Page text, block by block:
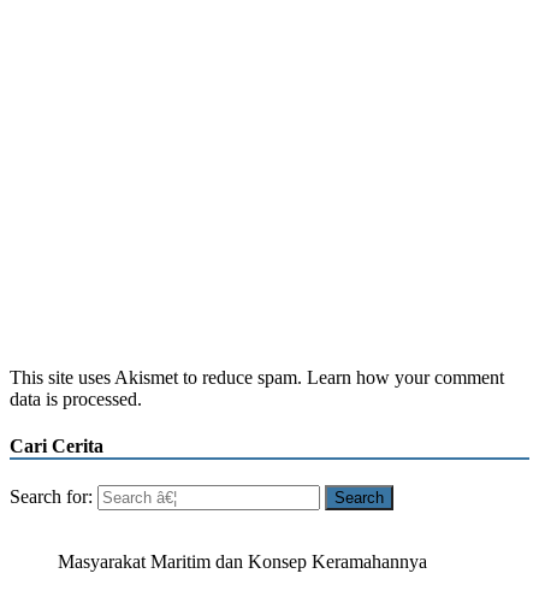
This site uses Akismet to reduce spam. Learn how your comment
data is processed.
Cari Cerita
Search for:
Masyarakat Maritim dan Konsep Keramahannya